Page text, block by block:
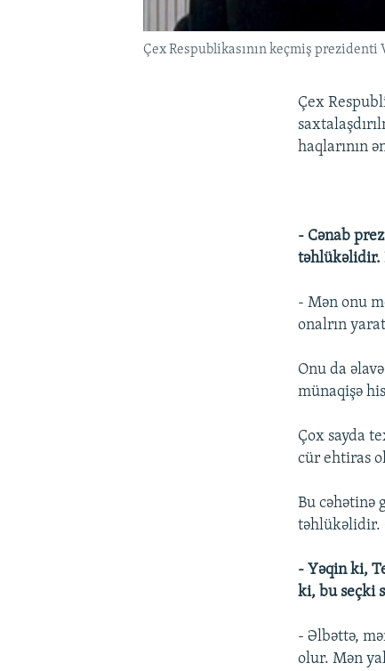
Çex Respublikasının keçmiş prezidenti
Çex
haqlarının
- Cənab
təhlükəlidir.
- Mən onu
onalrın
Onu da
münaqişə
Çox sayda
cür ehtiras
Bu cəhətinə
təhlükəlidir.
- Yəqin ki,
ki, bu seçki
- Əlbəttə,
olur. Mən